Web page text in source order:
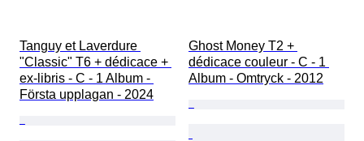
Tanguy et Laverdure
"Classic" T6 + dédicace +
ex-libris - C - 1 Album -
Första upplagan - 2024
Ghost Money T2 +
dédicace couleur - C - 1
Album - Omtryck - 2012